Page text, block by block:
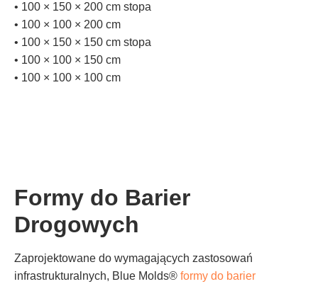
• 100 × 150 × 200 cm stopa
• 100 × 100 × 200 cm
• 100 × 150 × 150 cm stopa
• 100 × 100 × 150 cm
• 100 × 100 × 100 cm
Formy do Barier
Drogowych
Zaprojektowane do wymagających zastosowań
infrastrukturalnych, Blue Molds® formy do barier